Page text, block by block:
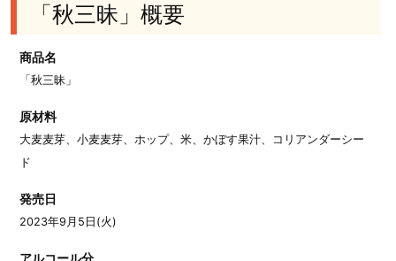
「秋三昧」概要
商品名
「秋三昧」
原材料
大麦麦芽、小麦麦芽、ホップ、米、かぼす果汁、コリアンダーシー
ド
発売日
2023年9月5日(火)